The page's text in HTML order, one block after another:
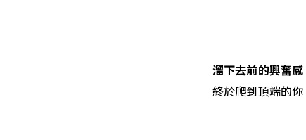
溜下去前的興奮
終於爬到頂端的